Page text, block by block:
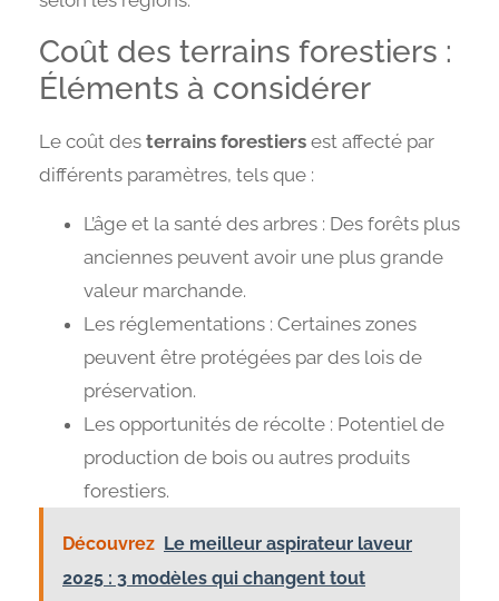
Coût des terrains forestiers :
Éléments à considérer
Le coût des terrains forestiers est affecté par
différents paramètres, tels que :
L’âge et la santé des arbres : Des forêts plus
anciennes peuvent avoir une plus grande
valeur marchande.
Les réglementations : Certaines zones
peuvent être protégées par des lois de
préservation.
Les opportunités de récolte : Potentiel de
production de bois ou autres produits
forestiers.
Découvrez Le meilleur aspirateur laveur
2025 : 3 modèles qui changent tout